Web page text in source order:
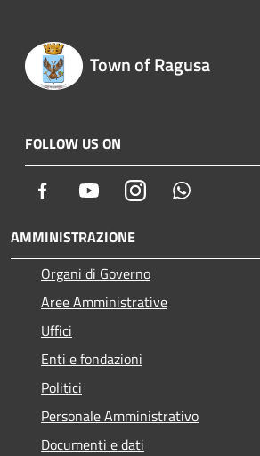
Town of Ragusa
FOLLOW US ON
Facebook YoutubeInstagram
AMMINISTRAZIONE
Organi di Governo
Aree Amministrative
Uffici
Enti e fondazioni
Politici
Personale Amministrativo
Documenti e dati